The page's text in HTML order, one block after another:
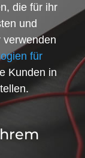
die für ihr
und
verwenden
für
Kunden in